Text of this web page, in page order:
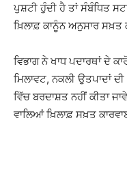
ਪੁਸ਼ਟੀ ਹੁੰਦੀ ਹੈ ਤਾਂ ਸੰਬੰਧਿਤ
ਖ਼ਿਲਾਫ਼ ਕਾਨੂੰਨ ਅਨੁਸਾਰ ਸਖ਼ਤ
ਵਿਭਾਗ ਨੇ ਖਾਧ ਪਦਾਰਥਾਂ ਦੇ
ਮਿਲਾਵਟ, ਨਕਲੀ ਉਤਪਾਦਾਂ ਦੀ
ਵਿੱਚ ਬਰਦਾਸ਼ਤ ਨਹੀਂ ਕੀਤਾ
ਵਾਲਿਆਂ ਖ਼ਿਲਾਫ਼ ਸਖ਼ਤ